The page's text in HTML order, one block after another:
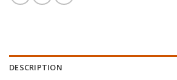
DESCRIPTION